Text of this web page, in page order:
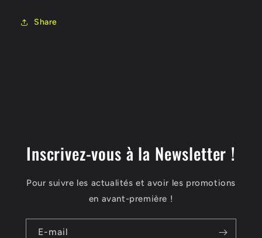
Share
Inscrivez-vous à la Newsletter !
Pour suivre les actualités et avoir les promotions
en avant-première !
E-mail